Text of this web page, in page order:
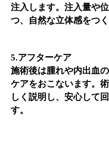
注入します。注入量や
つ、自然な立体感をつく
5.アフターケア
施術後は腫れや内出血
ケアをおこないます。
しく説明し、安心して
す。